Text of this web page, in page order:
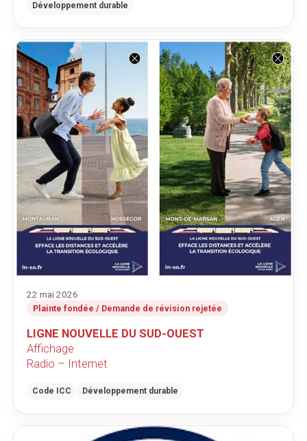
Développement durable
22 mai 2026
Plainte fondée / Demande de révision rejetée
LIGNE NOUVELLE DU SUD-OUEST
Affichage
Radio – Internet
Code ICC Développement durable